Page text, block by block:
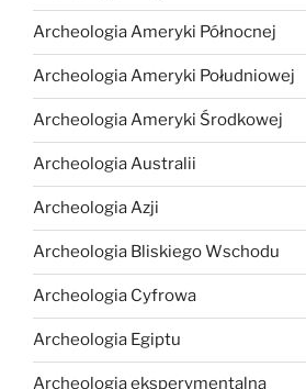
Archeologia Ameryki Północnej
Archeologia Ameryki Południowej
Archeologia Ameryki Środkowej
Archeologia Australii
Archeologia Azji
Archeologia Bliskiego Wschodu
Archeologia Cyfrowa
Archeologia Egiptu
Archeologia eksperymentalna